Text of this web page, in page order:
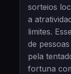
sorteios
a
limites.
de
pela
fortuna